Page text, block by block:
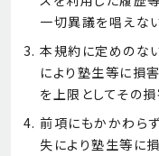
一切異議を唱えな
本規約に定めのな
により塾生等に損
を上限としてその損
前項にもかかわら
失により塾生等に